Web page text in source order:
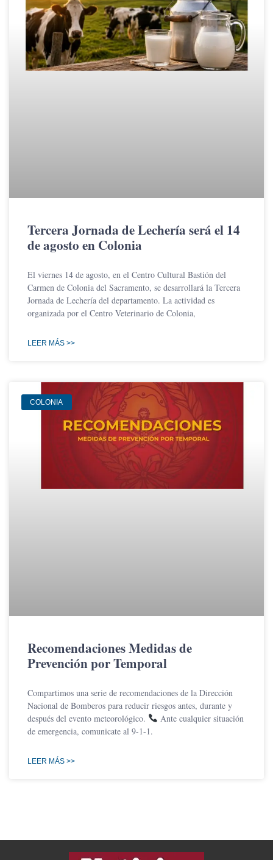
Tercera Jornada de Lechería será el 14
de agosto en Colonia
El viernes 14 de agosto, en el Centro Cultural Bastión del
Carmen de Colonia del Sacramento, se desarrollará la Tercera
Jornada de Lechería del departamento. La actividad es
organizada por el Centro Veterinario de Colonia,
LEER MÁS >>
COLONIA
Recomendaciones Medidas de
Prevención por Temporal
Compartimos una serie de recomendaciones de la Dirección
Nacional de Bomberos para reducir riesgos antes, durante y
después del evento meteorológico.
Ante cualquier situación
de emergencia, comunicate al 9-1-1.
LEER MÁS >>